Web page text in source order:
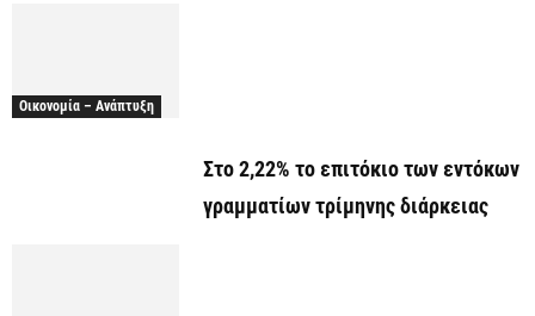
Οικονομία – Ανάπτυξη
Στο 2,22% το επιτόκιο των εντόκων
γραμματίων τρίμηνης διάρκειας